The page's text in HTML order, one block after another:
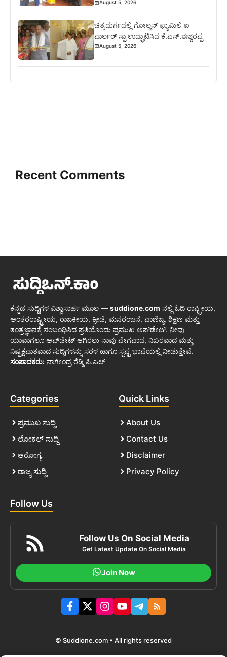
August 5, 2026
ಚಿತ್ರದುರ್ಗದಲ್ಲಿ ಗೋಲ್ಡನ್ ಫ್ಯಾಮಿಲಿ ಐ
ಪಾರ್ಲರ್ ಸ್ಪಾ ಉದ್ಘಾಟಿಸಿದ ಕೆ.ಎಸ್.ಈಶ್ವರಪ್ಪ
August 5, 2026
Recent Comments
ಕನ್ನಡ ಸುದ್ದಿಗಳ ವಿಶ್ವಾಸಾರ್ಹ ಮೂಲ — suddione.com ನಲ್ಲಿ ಓದಿ ರಾಷ್ಟ್ರೀಯ,
ಅಂತರರಾಷ್ಟ್ರೀಯ, ರಾಜಕೀಯ, ಕ್ರೀಡೆ, ಮನರಂಜನೆ, ವಾಣಿಜ್ಯ, ಶಿಕ್ಷಣ ಮತ್ತು
ತಂತ್ರಜ್ಞಾನಕ್ಕೆ ಸಂಬಂಧಿಸಿದ ಪ್ರತಿಯೊಂದು ಪ್ರಮುಖ ಅಪ್‌ಡೇಟ್. ನೀವು
ಯಾವಾಗಲೂ ಅಪ್‌ಡೇಟ್ ಆಗಿರಲು ನಾವು ವೇಗವಾದ, ನಿಖರವಾದ ಮತ್ತು
ನಿಷ್ಪಕ್ಷಪಾತವಾದ ಸುದ್ದಿಗಳನ್ನು ಸರಳ ಹಾಗೂ ಸ್ಪಷ್ಟ ಭಾಷೆಯಲ್ಲಿ ನೀಡುತ್ತೇವೆ.
ಸಂಪಾದಕರು: ನಾಗೇಂದ್ರ ರೆಡ್ಡಿ ಪಿ.ಎಲ್
Categories
ಪ್ರಮುಖ ಸುದ್ದಿ
ಲೋಕಲ್ ಸುದ್ದಿ
ಆರೋಗ್ಯ
ರಾಜ್ಯ ಸುದ್ದಿ
Quick Links
About Us
Contact Us
Disclaimer
Privacy Policy
Follow Us
Follow Us On Social Media
Get Latest Update On Social Media
Join Now
© Suddione.com • All rights reserved